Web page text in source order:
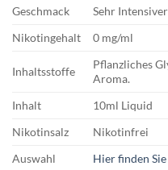
Geschmack
Sehr
Nikotingehalt
0 mg/ml
Inhaltsstoffe
Pflanzliches
Aroma.
Inhalt
10ml Liquid
Nikotinsalz
Nikotinfrei
Auswahl
Hier finden